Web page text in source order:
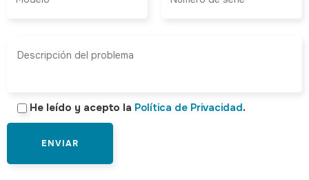
He leído y acepto la Política de Privacidad.